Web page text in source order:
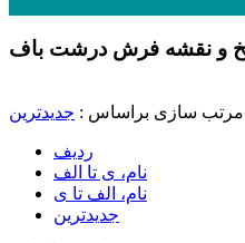
و نقشه فرش درشت باف
مرتب سازی براساس : جدیدترین
ردیف
نام، ی تا الف
نام، الف تا ی
جدیدترین